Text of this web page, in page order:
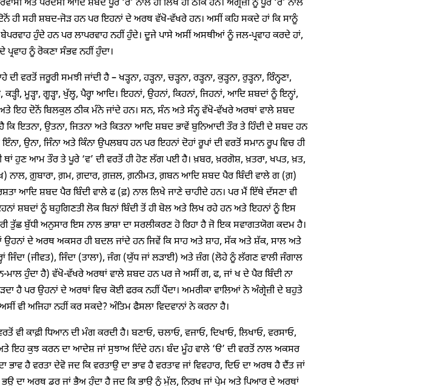
ਅਤੇ ਪਰਦੇਸੀ ਆਦਿ ਸ਼ਬਦ ਪੂਰੇ ‘ਰ’ ਨਾਲ ਹੀ ਲਿਖੇ ਹੀ ਠੀਕ ਹਨ। ਅੰਗ੍ਰੇਜ਼ੀ ਨੂੰ ਪੂਰੇ ‘ਰ’ ਨਾਲ
ਦੋਨੋਂ ਹੀ ਸਹੀ ਸ਼ਬਦ-ਜੋੜ ਹਨ ਪਰ ਇਹਨਾਂ ਦੇ ਅਰਥ ਵੱਖੋ-ਵੱਖਰੇ ਹਨ। ਅਸੀਂ ਕਹਿ ਸਕਦੇ ਹਾਂ ਕਿ ਸਾਨੂੰ
ਬੇਪਰਵਾਹ ਹੁੰਦੇ ਹਨ ਪਰ ਲਾਪਰਵਾਹ ਨਹੀਂ ਹੁੰਦੇ। ਦੂਜੇ ਪਾਸੇ ਅਸੀਂ ਅਸਥੀਆਂ ਨੂੰ ਜਲ-ਪ੍ਰਵਾਹ ਕਰਦੇ ਹਾਂ,
ਪ੍ਰਵਾਹ ਨੂੰ ਰੋਕਣਾ ਸੰਭਵ ਨਹੀਂ ਹੁੰਦਾ।
ਜਰੂਰੀ ਸਮਝੀ ਜਾਂਦੀ ਹੈ – ਖੜ੍ਹਨਾ, ਹੜ੍ਹਨਾ, ਚੜ੍ਹਨਾ, ਰੜ੍ਹਨਾ, ਕੁੜ੍ਹਨਾ, ਰੁੜ੍ਹਨਾ, ਰਿੰਨ੍ਹਣਾ,
ਕੜ੍ਹੀ, ਮੂੜ੍ਹਾ, ਗੂੜ੍ਹਾ, ਖੁੱਲ੍ਹ, ਪੈਰ੍ਹਾ ਆਦਿ। ਇਹਨਾਂ, ਉਹਨਾਂ, ਕਿਹਨਾਂ, ਜਿਹਨਾਂ, ਆਦਿ ਸ਼ਬਦਾਂ ਨੂੰ ਇਨ੍ਹਾਂ,
ਹੈ ਅਤੇ ਇਹ ਦੋਨੋਂ ਬਿਲਕੁਲ ਠੀਕ ਮੰਨੇ ਜਾਂਦੇ ਹਨ। ਸਨ, ਸੰਨ ਅਤੇ ਸੰਨ੍ਹ ਵੱਖੋ-ਵੱਖਰੇ ਅਰਥਾਂ ਵਾਲੇ ਸ਼ਬਦ
ਇਤਨਾ, ਉਤਨਾ, ਜਿਤਨਾ ਅਤੇ ਕਿਤਨਾ ਆਦਿ ਸ਼ਬਦ ਭਾਵੇਂ ਬੁਨਿਆਦੀ ਤੌਰ ਤੇ ਹਿੰਦੀ ਦੇ ਸ਼ਬਦ ਹਨ
ਉਨਾ, ਜਿੰਨਾ ਅਤੇ ਕਿੰਨਾ ਉਪਲਬਧ ਹਨ ਪਰ ਇਹਨਾਂ ਦੋਹਾਂ ਰੂਪਾਂ ਦੀ ਵਰਤੋਂ ਸਮਾਨ ਰੂਪ ਵਿਚ ਹੀ
ਦੀ ਥਾਂ ਹੁਣ ਆਮ ਤੌਰ ਤੇ ਪੂਰੇ ‘ਵ’ ਦੀ ਵਰਤੋਂ ਹੀ ਹੋਣ ਲੱਗ ਪਈ ਹੈ। ਖ਼ਬਰ, ਖ਼ਰਗੋਸ਼, ਖ਼ਤਰਾ, ਖਪਤ, ਖ਼ਤ,
ਨਾਲ, ਗ਼ੁਬਾਰਾ, ਗ਼ਮ, ਗ਼ਦਾਰ, ਗ਼ਜ਼ਲ, ਗ਼ਨੀਮਤ, ਗ਼ਬਨ ਆਦਿ ਸ਼ਬਦ ਪੈਰ ਬਿੰਦੀ ਵਾਲੇ ਗ (ਗ਼)
ਆਦਿ ਸ਼ਬਦ ਪੈਰ ਬਿੰਦੀ ਵਾਲੇ ਫ (ਫ਼) ਨਾਲ ਲਿਖੇ ਜਾਣੇ ਚਾਹੀਦੇ ਹਨ। ਪਰ ਮੈਂ ਇੱਥੇ ਦੱਸਣਾ ਵੀ
ਸ਼ਬਦਾਂ ਨੂੰ ਬਹੁਗਿਣਤੀ ਲੋਕ ਬਿਨਾਂ ਬਿੰਦੀ ਤੋਂ ਹੀ ਬੋਲ ਅਤੇ ਲਿਖ ਰਹੇ ਹਨ ਅਤੇ ਇਹਨਾਂ ਨੂੰ ਇਸ
ਤੁੱਛ ਬੁੱਧੀ ਅਨੁਸਾਰ ਇਸ ਨਾਲ ਭਾਸ਼ਾ ਦਾ ਸਰਲੀਕਰਣ ਹੋ ਰਿਹਾ ਹੈ ਜੋ ਇਕ ਸਵਾਗਤਯੋਗ ਕਦਮ ਹੈ।
ਉਹਨਾਂ ਦੇ ਅਰਥ ਅਕਸਰ ਹੀ ਬਦਲ ਜਾਂਦੇ ਹਨ ਜਿਵੇਂ ਕਿ ਸਾਹ ਅਤੇ ਸ਼ਾਹ, ਸੱਕ ਅਤੇ ਸ਼ੱਕ, ਸਾਲ ਅਤੇ
ਜਿੰਦਾ (ਜੀਵਤ), ਜਿੰਦਾ (ਤਾਲਾ), ਜੰਗ (ਯੁੱਧ ਜਾਂ ਲੜਾਈ) ਅਤੇ ਜ਼ੰਗ (ਲੋਹੇ ਨੂੰ ਲੱਗਣ ਵਾਲੀ ਜੰਗਾਲ
ਮਾਲ ਹੁੰਦਾ ਹੈ) ਵੱਖੋ-ਵੱਖਰੇ ਅਰਥਾਂ ਵਾਲੇ ਸ਼ਬਦ ਹਨ ਪਰ ਜੇ ਅਸੀਂ ਗ, ਫ, ਜਾਂ ਖ ਦੇ ਪੈਰ ਬਿੰਦੀ ਨਾ
ਹੈ ਪਰ ਉਹਨਾਂ ਦੇ ਅਰਥਾਂ ਵਿਚ ਕੋਈ ਫਰਕ ਨਹੀਂ ਪੈਂਦਾ। ਅਮਰੀਕਾ ਵਾਲਿਆਂ ਨੇ ਅੰਗ੍ਰੇਜ਼ੀ ਦੇ ਬਹੁਤੇ
ਵੀ ਅਜਿਹਾ ਨਹੀਂ ਕਰ ਸਕਦੇ? ਅੰਤਿਮ ਫੈਸਲਾ ਵਿਦਵਾਨਾਂ ਨੇ ਕਰਨਾ ਹੈ।
ਵੀ ਕਾਫ਼ੀ ਧਿਆਨ ਦੀ ਮੰਗ ਕਰਦੀ ਹੈ। ਬਣਾਓ, ਚਲਾਓ, ਵਜਾਓ, ਦਿਖਾਓ, ਲਿਖਾਓ, ਵਰਸਾਓ,
ਇਹ ਕੁਝ ਕਰਨ ਦਾ ਆਦੇਸ਼ ਜਾਂ ਸੁਝਾਅ ਦਿੰਦੇ ਹਨ। ਬੰਦ ਮੂੰਹ ਵਾਲੇ ‘ੳ’ ਦੀ ਵਰਤੋਂ ਨਾਲ ਅਕਸਰ
ਹੈ ਵਰਤਾ ਦੇਵੋ ਜਦ ਕਿ ਵਰਤਾਉ ਦਾ ਭਾਵ ਹੈ ਵਰਤਾਵ ਜਾਂ ਵਿਵਹਾਰ, ਦਿਓ ਦਾ ਅਰਥ ਹੈ ਦੈਂਤ ਜਾਂ
ਦਾ ਅਰਥ ਡਰ ਜਾਂ ਭੈਅ ਹੁੰਦਾ ਹੈ ਜਦ ਕਿ ਭਾਉ ਨੂੰ ਮੁੱਲ, ਨਿਰਖ ਜਾਂ ਪ੍ਰੇਮ ਅਤੇ ਪਿਆਰ ਦੇ ਅਰਥਾਂ